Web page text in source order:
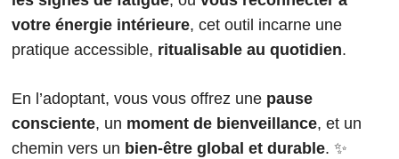
votre énergie intérieure, cet outil incarne une
pratique accessible, ritualisable au quotidien.
En l’adoptant, vous vous offrez une pause
consciente, un moment de bienveillance, et un
chemin vers un bien-être global et durable. ✨